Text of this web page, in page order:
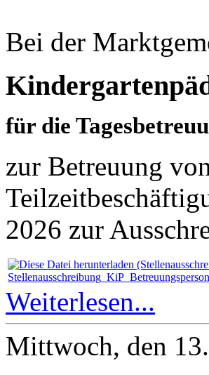
Bei der
für die
zur Betreuung
2026 zur
Weiterlesen...
Mittwoch, den